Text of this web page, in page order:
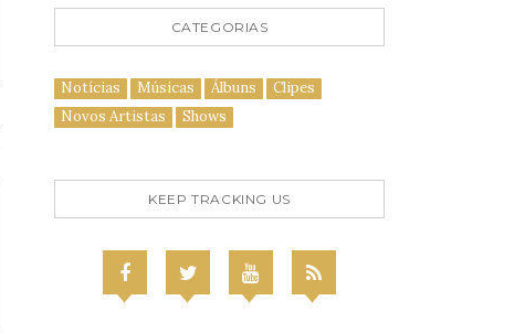
CATEGORIAS
Notícias Músicas Álbuns
Clipes
Novos Artistas
Shows
KEEP TRACKING US